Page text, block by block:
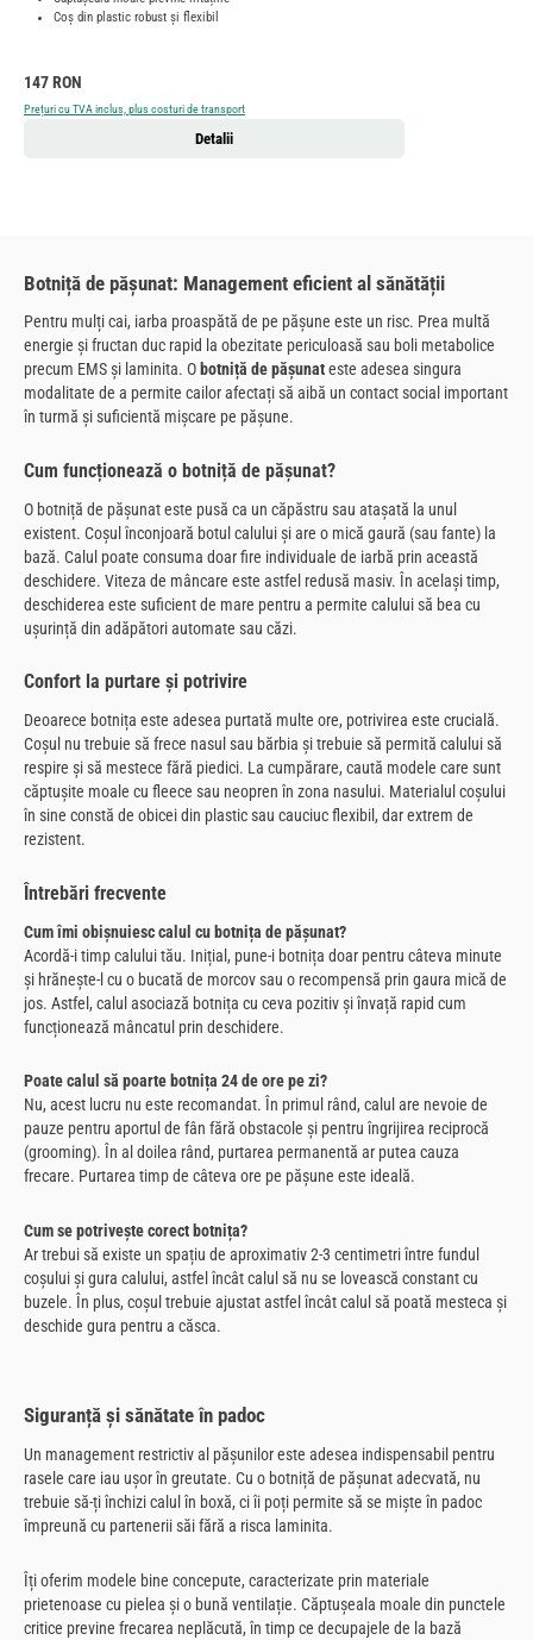
Coș din plastic robust și flexibil
Preț obișnuit:
147 RON
Prețuri cu TVA inclus, plus costuri de transport
Detalii
Botniță de pășunat: Management eficient al sănătății
Pentru mulți cai, iarba proaspătă de pe pășune este un risc. Prea multă
energie și fructan duc rapid la obezitate periculoasă sau boli metabolice
precum EMS și laminita. O botniță de pășunateste adesea singura
modalitate de a permite cailor afectați să aibă un contact social important
în turmă și suficientă mișcare pe pășune.
Cum funcționează o botniță de pășunat?
O botniță de pășunat este pusă ca un căpăstru sau atașată la unul
existent. Coșul înconjoară botul calului și are o mică gaură (sau fante) la
bază. Calul poate consuma doar fire individuale de iarbă prin această
deschidere. Viteza de mâncare este astfel redusă masiv. În același timp,
deschiderea este suficient de mare pentru a permite calului să bea cu
ușurință din adăpători automate sau căzi.
Confort la purtare și potrivire
Deoarece botnița este adesea purtată multe ore, potrivirea este crucială.
Coșul nu trebuie să frece nasul sau bărbia și trebuie să permită calului să
respire și să mestece fără piedici. La cumpărare, caută modele care sunt
căptușite moale cu fleece sau neopren în zona nasului. Materialul coșului
în sine constă de obicei din plastic sau cauciuc flexibil, dar extrem de
rezistent.
Întrebări frecvente
Cum îmi obișnuiesc calul cu botnița de pășunat?
Acordă-i timp calului tău. Inițial, pune-i botnița doar pentru câteva minute
și hrănește-l cu o bucată de morcov sau o recompensă prin gaura mică de
jos. Astfel, calul asociază botnița cu ceva pozitiv și învață rapid cum
funcționează mâncatul prin deschidere.
Poate calul să poarte botnița 24 de ore pe zi?
Nu, acest lucru nu este recomandat. În primul rând, calul are nevoie de
pauze pentru aportul de fân fără obstacole și pentru îngrijirea reciprocă
(grooming). În al doilea rând, purtarea permanentă ar putea cauza
frecare. Purtarea timp de câteva ore pe pășune este ideală.
Cum se potrivește corect botnița?
Ar trebui să existe un spațiu de aproximativ 2-3 centimetri între fundul
coșului și gura calului, astfel încât calul să nu se lovească constant cu
buzele. În plus, coșul trebuie ajustat astfel încât calul să poată mesteca și
deschide gura pentru a căsca.
Siguranță și sănătate în padoc
Un management restrictiv al pășunilor este adesea indispensabil pentru
rasele care iau ușor în greutate. Cu o botniță de pășunat adecvată, nu
trebuie să-ți închizi calul în boxă, ci îi poți permite să se miște în padoc
împreună cu partenerii săi fără a risca laminita.
Îți oferim modele bine concepute, caracterizate prin materiale
prietenoase cu pielea și o bună ventilație. Căptușeala moale din punctele
critice previne frecarea neplăcută, în timp ce decupajele de la bază